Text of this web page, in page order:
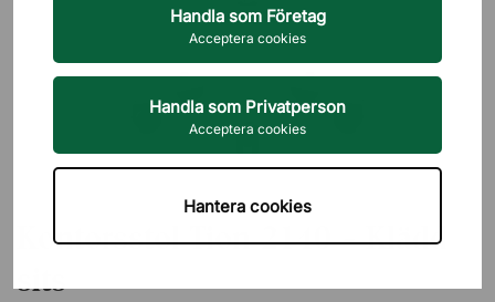
Handla som Företag
Acceptera cookies
Handla som Privatperson
Acceptera cookies
Hantera cookies
Kontorsstol Tion 2140 - Klädd
sits